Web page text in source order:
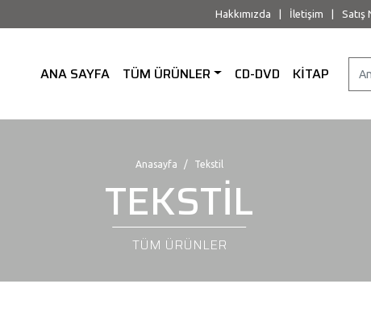
Hakkımızda İletişim Satış
ANA SAYFA TÜM ÜRÜNLER CD-DVD KİTAP
Anasayfa Tekstil
TEKSTİL
TÜM ÜRÜNLER